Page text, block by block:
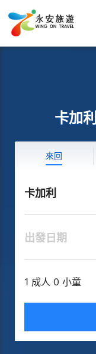
卡加
來回
卡加利
出發日期
1 成人 0 小童